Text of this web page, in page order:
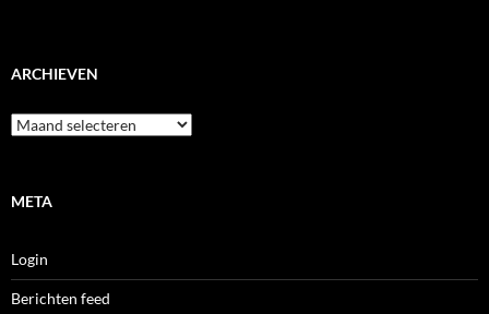
ARCHIEVEN
Archieven
META
Login
Berichten feed